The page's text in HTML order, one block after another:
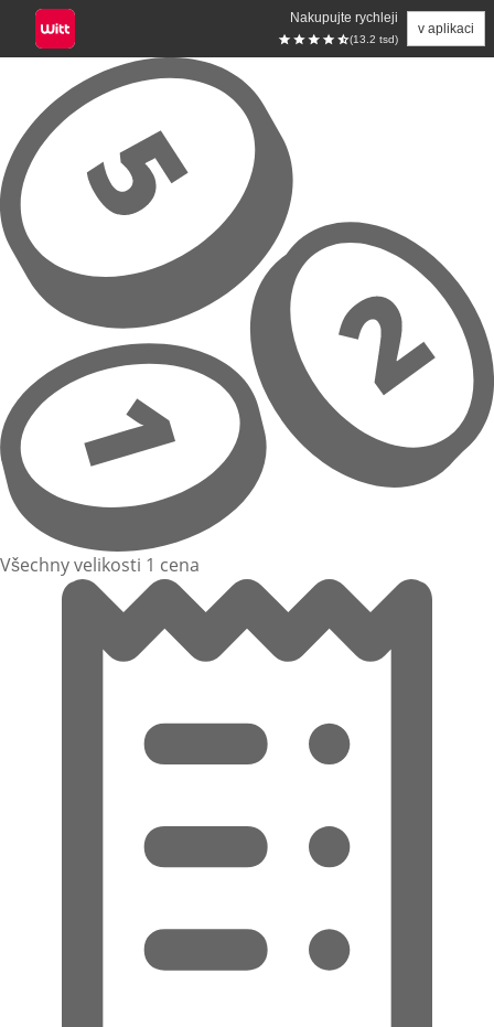
Nakupujte rychleji
(13.2 tsd)
v aplikaci
Přeskočit na hlavní obsah
Všechny velikosti 1 cena